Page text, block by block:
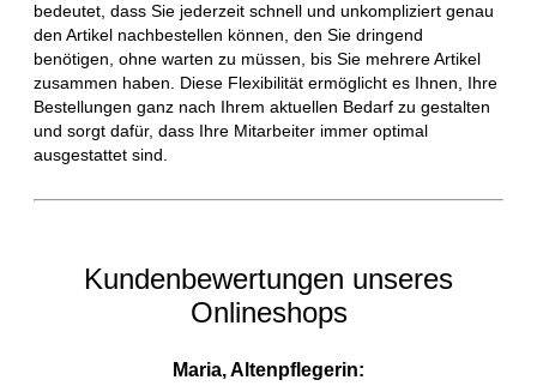
bedeutet, dass Sie jederzeit schnell und unkompliziert genau
den Artikel nachbestellen können, den Sie dringend
benötigen, ohne warten zu müssen, bis Sie mehrere Artikel
zusammen haben. Diese Flexibilität ermöglicht es Ihnen, Ihre
Bestellungen ganz nach Ihrem aktuellen Bedarf zu gestalten
und sorgt dafür, dass Ihre Mitarbeiter immer optimal
ausgestattet sind.
Kundenbewertungen unseres
Onlineshops
Maria, Altenpflegerin: